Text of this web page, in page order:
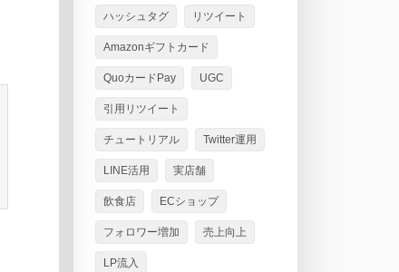
ハッシュタグ リツイート
Amazonギフトカード
QuoカードPay UGC
引用リツイート
チュートリアル Twitter運用
LINE活用 実店舗
飲食店 ECショップ
フォロワー増加 売上向上
LP流入